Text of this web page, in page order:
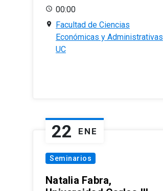
00:00
Facultad de Ciencias
Económicas y Administrativas
UC
22 ENE
Seminarios
Natalia Fabra,